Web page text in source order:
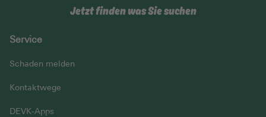
Jetzt finden was Sie suchen
Service
Schaden melden
Kontaktwege
DEVK-Apps